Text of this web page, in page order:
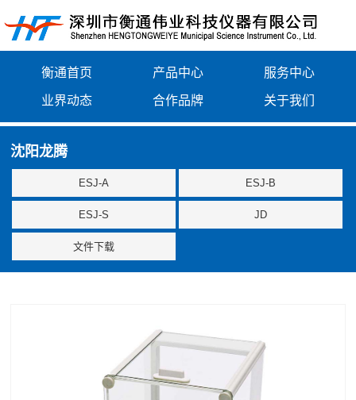
衡通首页 产品中心 服务中心
业界动态 合作品牌 关于我们
沈阳龙腾
ESJ-A ESJ-B
ESJ-S JD
文件下载